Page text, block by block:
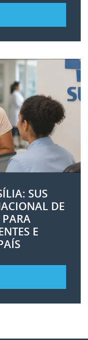
SUS
DE
E